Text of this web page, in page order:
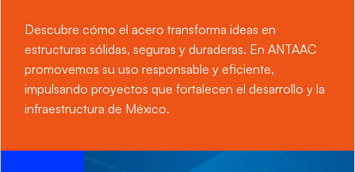
Descubre cómo el acero transforma ideas en
estructuras sólidas, seguras y duraderas. En ANTAAC
promovemos su uso responsable y eficiente,
impulsando proyectos que fortalecen el desarrollo y la
infraestructura de México.